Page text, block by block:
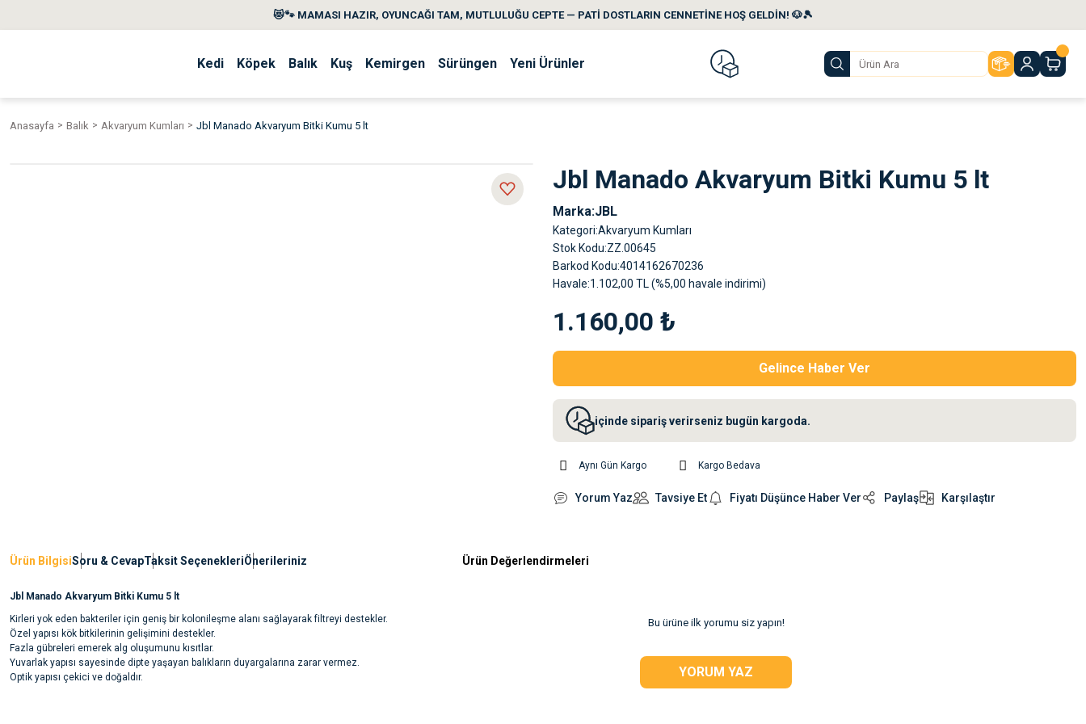
😻🐾 MAMASI HAZIR, OYUNCAĞI TAM, MUTLULUĞU CEPTE — PATİ DOSTLARIN CENNETİNE HOŞ GELDİN! 🐶🎾
Kedi Köpek Balık Kuş Kemirgen Sürüngen Yeni Ürünler
Anasayfa Balık Akvaryum Kumları Jbl Manado Akvaryum Bitki Kumu 5 lt
Jbl Manado Akvaryum Bitki Kumu 5 lt
Marka JBL
Kategori Akvaryum Kumları
Stok Kodu ZZ.00645
Barkod Kodu 4014162670236
Havale 1.102,00 TL (%5,00 havale indirimi)
1.160,00 ₺
Gelince Haber Ver
içinde sipariş verirseniz bugün kargoda.
Aynı Gün Kargo Kargo Bedava
Yorum Yaz Tavsiye Et Fiyatı Düşünce Haber Ver Paylaş Karşılaştır
Ürün BilgisiSoru & CevapTaksit SeçenekleriÖnerileriniz
Jbl Manado Akvaryum Bitki Kumu 5 lt
Kirleri yok eden bakteriler için geniş bir kolonileşme alanı sağlayarak filtreyi destekler.
Özel yapısı kök bitkilerinin gelişimini destekler.
Fazla gübreleri emerek alg oluşumunu kısıtlar.
Yuvarlak yapısı sayesinde dipte yaşayan balıkların duyargalarına zarar vermez.
Optik yapısı çekici ve doğaldır.
Ürün Değerlendirmeleri
Bu ürüne ilk yorumu siz yapın!
YORUM YAZ